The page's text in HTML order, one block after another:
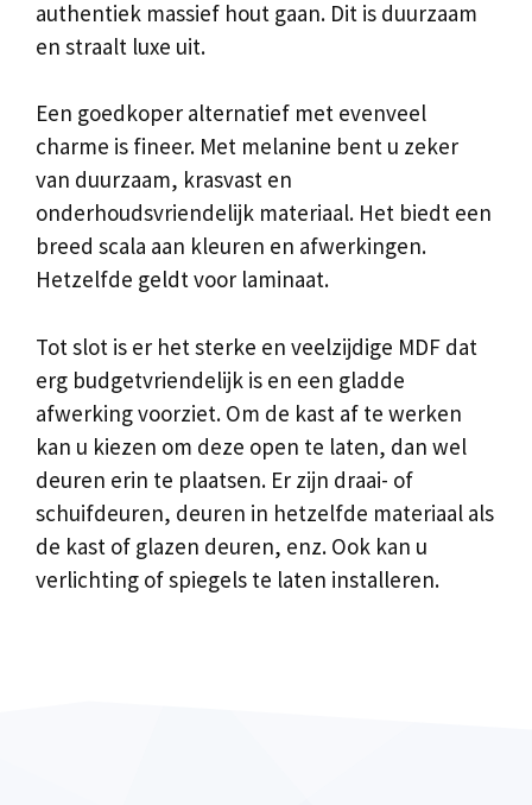
authentiek massief hout gaan. Dit is duurzaam
en straalt luxe uit.
Een goedkoper alternatief met evenveel
charme is fineer. Met melanine bent u zeker
van duurzaam, krasvast en
onderhoudsvriendelijk materiaal. Het biedt een
breed scala aan kleuren en afwerkingen.
Hetzelfde geldt voor laminaat.
Tot slot is er het sterke en veelzijdige MDF dat
erg budgetvriendelijk is en een gladde
afwerking voorziet. Om de kast af te werken
kan u kiezen om deze open te laten, dan wel
deuren erin te plaatsen. Er zijn draai- of
schuifdeuren, deuren in hetzelfde materiaal als
de kast of glazen deuren, enz. Ook kan u
verlichting of spiegels te laten installeren.